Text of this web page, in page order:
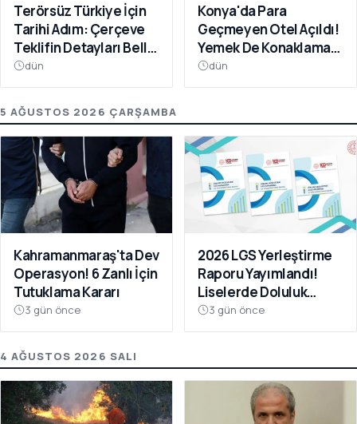
Terörsüz Türkiye İçin
Tarihi Adım: Çerçeve
Teklifin Detayları Belli
Oldu
dün
Konya'da Para
Geçmeyen Otel Açıldı!
Yemek De Konaklama
Da Ücretsiz
dün
5 AĞUSTOS 2026 ÇARŞAMBA
Kahramanmaraş'ta Dev
Operasyon! 6 Zanlı İçin
Tutuklama Kararı
3 gün önce
2026 LGS Yerleştirme
Raporu Yayımlandı!
Liselerde Doluluk
Yüzde 95'i Aştı
3 gün önce
4 AĞUSTOS 2026 SALI